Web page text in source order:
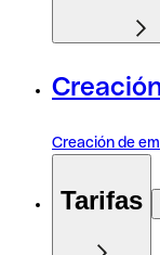
Creación de
Tarifas